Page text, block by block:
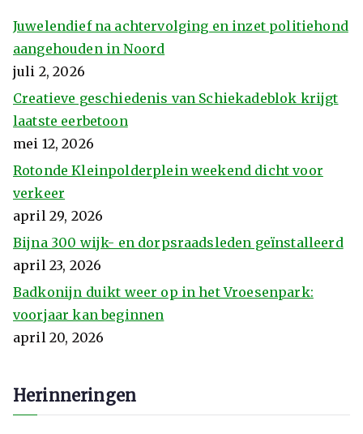
Juwelendief na achtervolging en inzet politiehond
aangehouden in Noord
juli 2, 2026
Creatieve geschiedenis van Schiekadeblok krijgt
laatste eerbetoon
mei 12, 2026
Rotonde Kleinpolderplein weekend dicht voor
verkeer
april 29, 2026
Bijna 300 wijk- en dorpsraadsleden geïnstalleerd
april 23, 2026
Badkonijn duikt weer op in het Vroesenpark:
voorjaar kan beginnen
april 20, 2026
Herinneringen